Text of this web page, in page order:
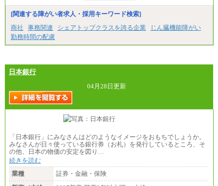
[関連する障がい者求人・採用キーワード検索]
商社
事務関連 シェアトップクラスを誇る企業
じん臓機能障がい
勤務時間の配慮
日本銀行
04月28日更新
「日本銀行」にみなさんはどのようなイメージをおもちでしょうか。
みなさんが日々使っている銀行券（お札）を発行しているところ、そ
の他、日本の物価の安定を図り…
続きを読む
業種
証券・金融・保険